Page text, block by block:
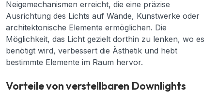
Neigemechanismen erreicht, die eine präzise
Ausrichtung des Lichts auf Wände, Kunstwerke oder
architektonische Elemente ermöglichen. Die
Möglichkeit, das Licht gezielt dorthin zu lenken, wo es
benötigt wird, verbessert die Ästhetik und hebt
bestimmte Elemente im Raum hervor.
Vorteile von verstellbaren Downlights